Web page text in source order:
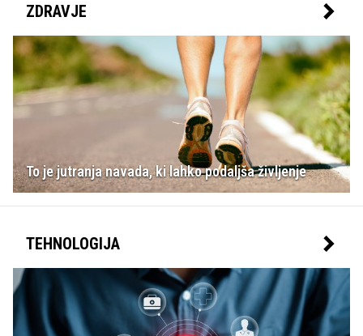
ZDRAVJE
To je jutranja navada, ki lahko podaljša življenje
TEHNOLOGIJA